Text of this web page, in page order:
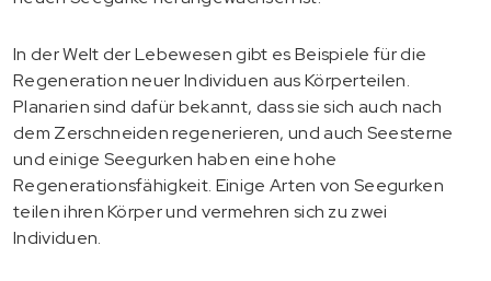
In der Welt der Lebewesen gibt es Beispiele für die
Regeneration neuer Individuen aus Körperteilen.
Planarien sind dafür bekannt, dass sie sich auch nach
dem Zerschneiden regenerieren, und auch Seesterne
und einige Seegurken haben eine hohe
Regenerationsfähigkeit. Einige Arten von Seegurken
teilen ihren Körper und vermehren sich zu zwei
Individuen.